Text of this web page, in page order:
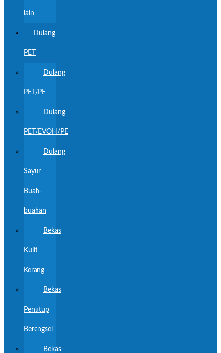
lain
Dulang
PET
Dulang
PET/PE
Dulang
PET/EVOH/PE
Dulang
Sayur
Buah-
buahan
Bekas
Kulit
Kerang
Bekas
Penutup
Berengsel
Bekas